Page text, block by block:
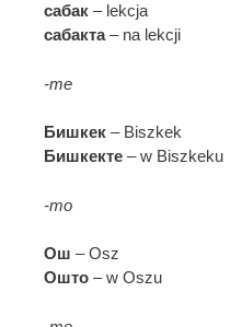
сабак – lekcja
сабакта– na lekcji
-те
Бишкек – Biszkek
Бишкекте – w Biszkeku
-то
Ош – Osz
Ошто – w Oszu